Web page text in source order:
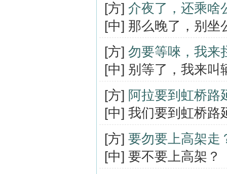
[方] 介夜了，还乘啥
[中] 那么晚了，别坐
[方] 勿要等唻，我来
[中] 别等了，我来叫
[方] 阿拉要到虹桥路
[中] 我们要到虹桥路
[方] 要勿要上高架走
[中] 要不要上高架？